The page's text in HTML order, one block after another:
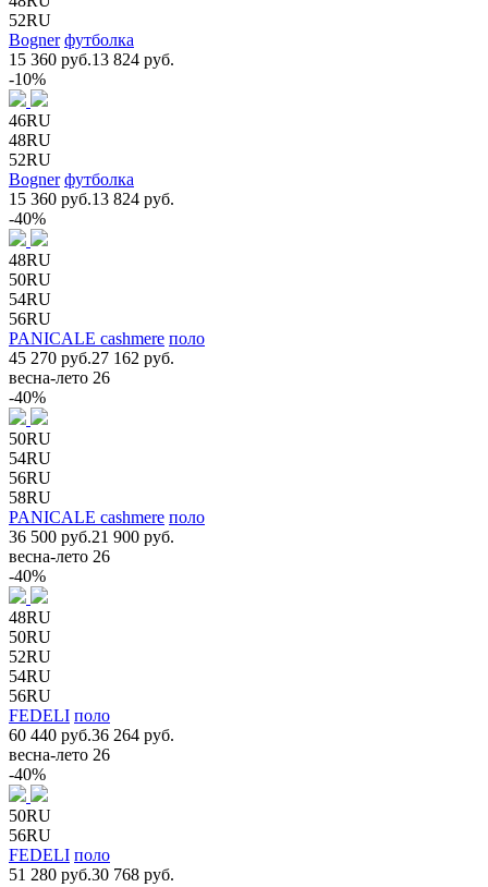
52RU
Bogner футболка
15 360 руб.13 824 руб.
-10%
46RU
48RU
52RU
Bogner футболка
15 360 руб.13 824 руб.
-40%
48RU
50RU
54RU
56RU
PANICALE cashmere поло
45 270 руб.27 162 руб.
весна-лето 26
-40%
50RU
54RU
56RU
58RU
PANICALE cashmere поло
36 500 руб.21 900 руб.
весна-лето 26
-40%
48RU
50RU
52RU
54RU
56RU
FEDELI поло
60 440 руб.36 264 руб.
весна-лето 26
-40%
50RU
56RU
FEDELI поло
51 280 руб.30 768 руб.